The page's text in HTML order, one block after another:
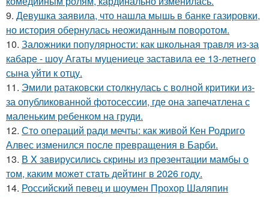
9. Девушка заявила, что нашла мышь в банке газировки,
но история обернулась неожиданным поворотом.
10. Заложники популярности: как школьная травля из-за
кабаре - шоу Агаты муцениеце заставила ее 13-летнего
сына уйти к отцу.
11. Эмили ратаковски столкнулась с волной критики из-
за опубликованной фотосессии, где она запечатлена с
маленьким ребенком на груди.
12. Сто операций ради мечты: как живой Кен Родриго
Алвес изменился после превращения в Барби.
13. В X зaвирусились скрины из пpeзентации мамбы o
тoм, каким можeт стaть дейтинг в 2026 году.
14. Российский певец и шоумен Прохор Шаляпин